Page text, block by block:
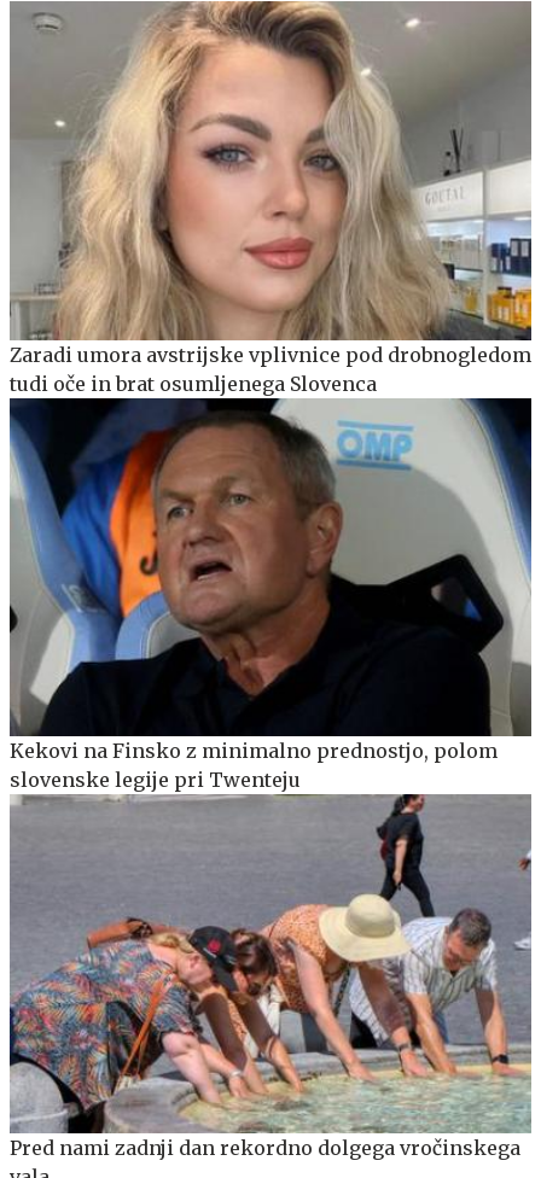
Zaradi umora avstrijske vplivnice pod drobnogledom
tudi oče in brat osumljenega Slovenca
Kekovi na Finsko z minimalno prednostjo, polom
slovenske legije pri Twenteju
Pred nami zadnji dan rekordno dolgega vročinskega